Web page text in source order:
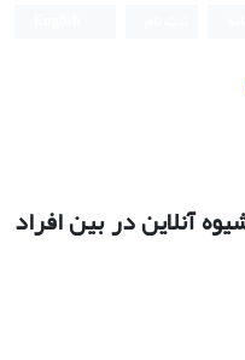
آنلاین در بین افراد